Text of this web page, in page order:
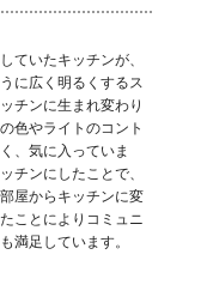
ていたキッチンが、
に広く明るくするス
チンに生まれ変わり
色やライトのコント
、気に入っていま
チンにしたことで、
屋からキッチンに変
ことによりコミュニ
満足しています。